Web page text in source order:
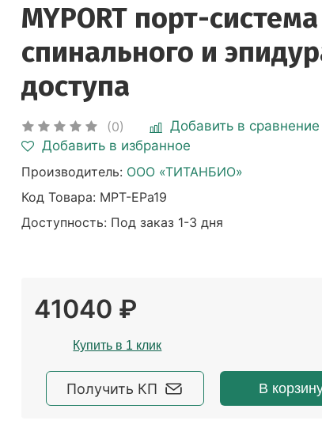
MYPORT порт-
спинального и
доступа
(0)
Добавить в сравнение
Добавить в избранное
Производитель: ООО «ТИТАНБИО»
Код Товара: MPT-EPa19
Доступность: Под заказ 1-3 дня
41040 ₽
Купить в 1 клик
Получить КП В